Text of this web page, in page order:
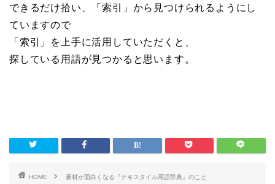
できるだけ拾い、「索引」から見つけられるようにし
ていますので
「索引」を上手に活用していただくと、
探している用語が見つかると思います。
HOME 素材が面白くなる『テキスタイル用語辞典』のこと